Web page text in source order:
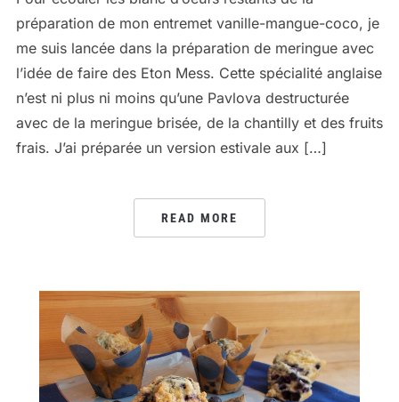
préparation de mon entremet vanille-mangue-coco, je
me suis lancée dans la préparation de meringue avec
l’idée de faire des Eton Mess. Cette spécialité anglaise
n’est ni plus ni moins qu’une Pavlova destructurée
avec de la meringue brisée, de la chantilly et des fruits
frais. J’ai préparée un version estivale aux […]
READ MORE